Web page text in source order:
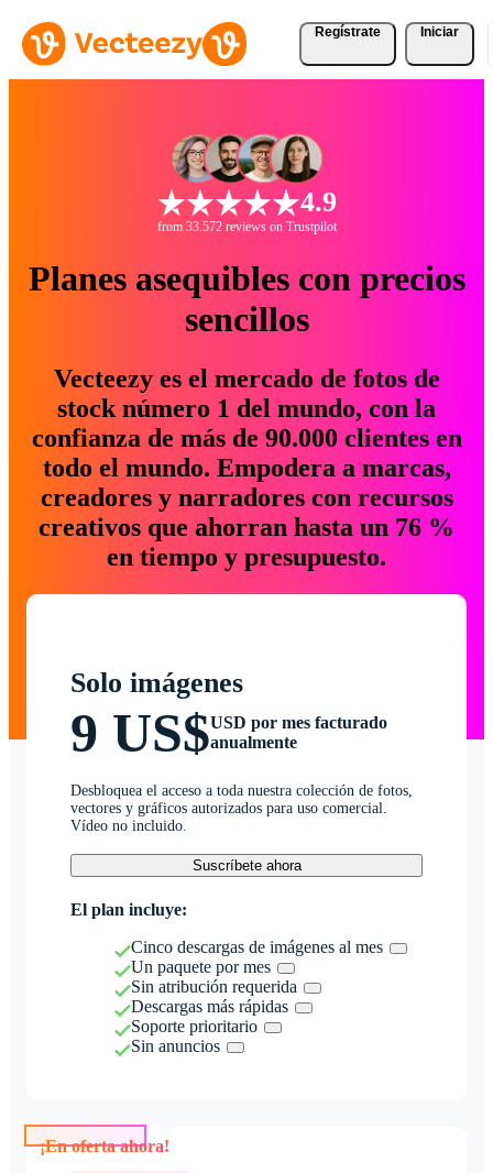
Regístrate Iniciar
4.9
from 33.572 reviews on Trustpilot
Planes asequibles con precios
sencillos
Vecteezy es el mercado de fotos de
stock número 1 del mundo, con la
confianza de más de 90.000 clientes en
todo el mundo. Empodera a marcas,
creadores y narradores con recursos
creativos que ahorran hasta un 76 %
en tiempo y presupuesto.
Solo imágenes
9 US$USD por mes facturado
anualmente
Desbloquea el acceso a toda nuestra colección de fotos,
vectores y gráficos autorizados para uso comercial.
Vídeo no incluido.
Suscríbete ahora
El plan incluye:
Cinco descargas de imágenes al mes
Un paquete por mes
Sin atribución requerida
Descargas más rápidas
Soporte prioritario
Sin anuncios